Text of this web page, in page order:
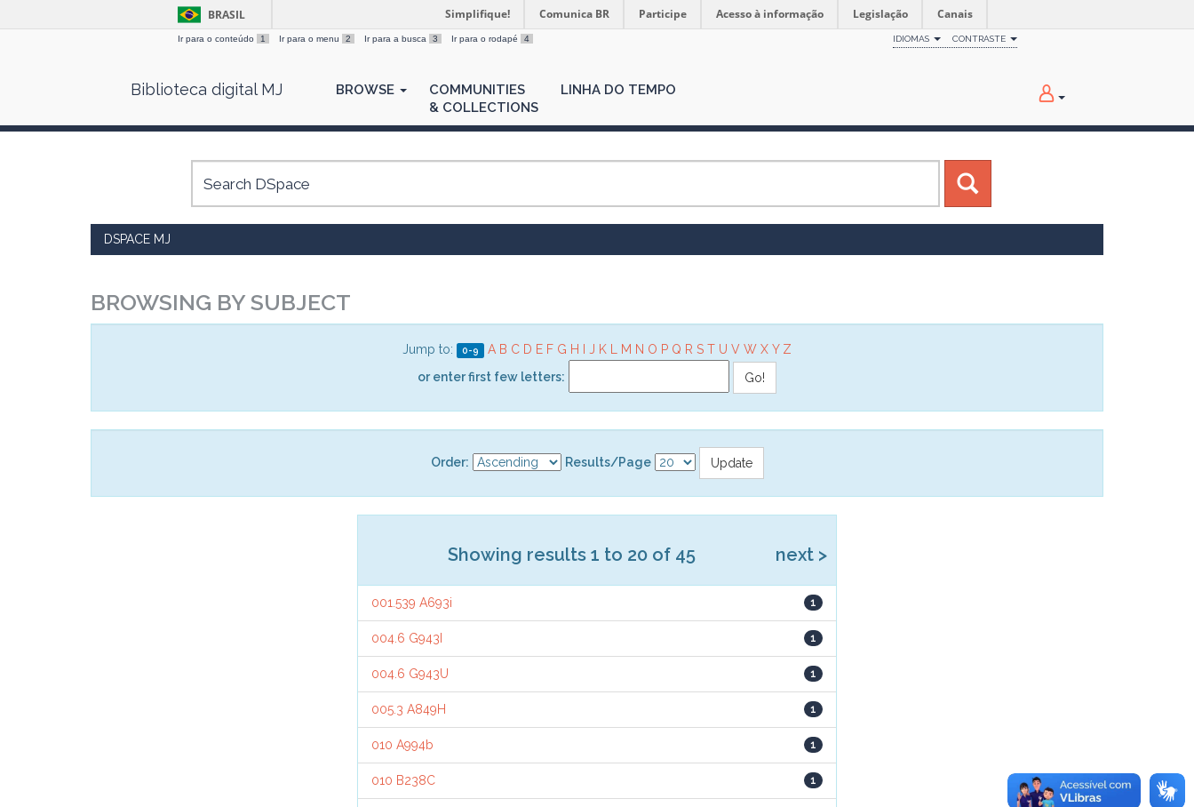
BRASIL Simplifique! Comunica BR Participe Acesso à informação Legislação Canais
Ir para o conteúdo 1 Ir para o menu 2 Ir para a busca 3 Ir para o rodapé 4 IDIOMAS CONTRASTE
Biblioteca digital MJ BROWSE
COMMUNITIES
& COLLECTIONS
LINHA DO TEMPO
DSPACE MJ
BROWSING BY SUBJECT
Jump to: 0-9 A B C D E F G H J K M N O P Q R S T U V W X Y Z
or enter first few letters:
Order: Results/Page
Showing results 1 to 20 of 45 next >
001.539 A693i 1
004.6 G943I 1
004.6 G943U 1
005.3 A849H 1
010 A994b 1
010 B238C 1